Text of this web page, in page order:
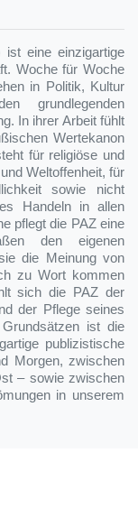
ist eine einzigartige
Woche für Woche
in Politik, Kultur
grundlegenden
In ihrer Arbeit fühlt
Wertekanon
für religiöse und
Weltoffenheit, für
sowie nicht
Handeln in allen
pflegt die PAZ eine
den eigenen
die Meinung von
zu Wort kommen
sich die PAZ der
der Pflege seines
ist die
publizistische
Morgen, zwischen
– sowie zwischen
in unserem